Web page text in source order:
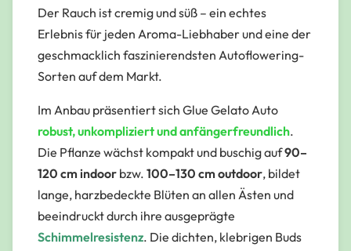
Der Rauch ist cremig und süß – ein echtes
Erlebnis für jeden Aroma-Liebhaber und eine der
geschmacklich faszinierendsten Autoflowering-
Sorten auf dem Markt.
Im Anbau präsentiert sich Glue Gelato Auto
robust, unkompliziert und anfängerfreundlich.
Die Pflanze wächst kompakt und buschig auf90–
120 cm indoor bzw. 100–130 cm outdoor, bildet
lange, harzbedeckte Blüten an allen Ästen und
beeindruckt durch ihre ausgeprägte
Schimmelresistenz. Die dichten, klebrigen Buds